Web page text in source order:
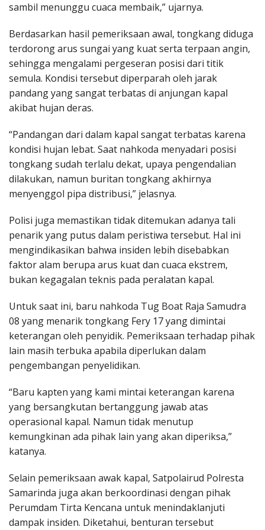
sambil menunggu cuaca membaik,” ujarnya.
Berdasarkan hasil pemeriksaan awal, tongkang diduga
terdorong arus sungai yang kuat serta terpaan angin,
sehingga mengalami pergeseran posisi dari titik
semula. Kondisi tersebut diperparah oleh jarak
pandang yang sangat terbatas di anjungan kapal
akibat hujan deras.
“Pandangan dari dalam kapal sangat terbatas karena
kondisi hujan lebat. Saat nahkoda menyadari posisi
tongkang sudah terlalu dekat, upaya pengendalian
dilakukan, namun buritan tongkang akhirnya
menyenggol pipa distribusi,” jelasnya.
Polisi juga memastikan tidak ditemukan adanya tali
penarik yang putus dalam peristiwa tersebut. Hal ini
mengindikasikan bahwa insiden lebih disebabkan
faktor alam berupa arus kuat dan cuaca ekstrem,
bukan kegagalan teknis pada peralatan kapal.
Untuk saat ini, baru nahkoda Tug Boat Raja Samudra
08 yang menarik tongkang Fery 17 yang dimintai
keterangan oleh penyidik. Pemeriksaan terhadap pihak
lain masih terbuka apabila diperlukan dalam
pengembangan penyelidikan.
“Baru kapten yang kami mintai keterangan karena
yang bersangkutan bertanggung jawab atas
operasional kapal. Namun tidak menutup
kemungkinan ada pihak lain yang akan diperiksa,”
katanya.
Selain pemeriksaan awak kapal, Satpolairud Polresta
Samarinda juga akan berkoordinasi dengan pihak
Perumdam Tirta Kencana untuk menindaklanjuti
dampak insiden. Diketahui, benturan tersebut